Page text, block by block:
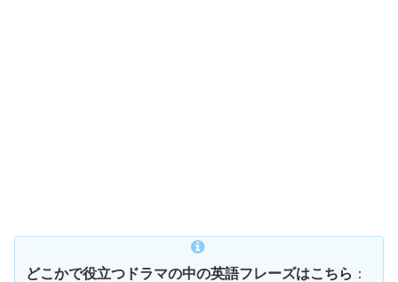
どこかで役立つドラマの中の英語フレーズはこちら ：